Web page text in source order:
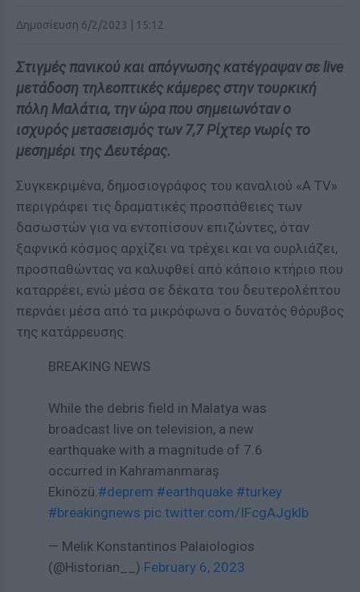
Δημοσίευση 6/2/2023 | 15:12
Στιγμές πανικού και απόγνωσης κατέγραψαν σε live
μετάδοση τηλεοπτικές κάμερες στην τουρκική
πόλη Μαλάτια, την ώρα που σημειωνόταν ο
ισχυρός μετασεισμός των 7,7 Ρίχτερ νωρίς το
μεσημέρι της Δευτέρας.
Συγκεκριμένα, δημοσιογράφος του καναλιού «A TV»
περιγράφει τις δραματικές προσπάθειες των
δασωστών για να εντοπίσουν επιζώντες, όταν
ξαφνικά κόσμος αρχίζει να τρέχει και να ουρλιάζει,
προσπαθώντας να καλυφθεί από κάποιο κτήριο που
καταρρέει, ενώ μέσα σε δέκατα του δευτερολέπτου
περνάει μέσα από τα μικρόφωνα ο δυνατός θόρυβος
της κατάρρευσης.
BREAKING NEWS
While the debris field in Malatya was
broadcast live on television, a new
earthquake with a magnitude of 7.6
occurred in Kahramanmaraş
Ekinözü.#deprem #earthquake #turkey
#breakingnews pic.twitter.com/IFcgAJgklb
— Melik Konstantinos Palaiologios
(@Historian__) February 6, 2023